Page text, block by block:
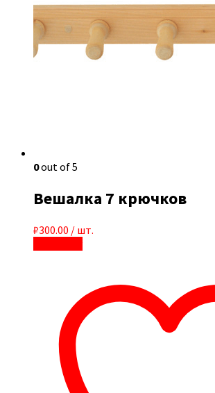
0out of 5
Вешалка 7 крючков
₽300.00 / шт.